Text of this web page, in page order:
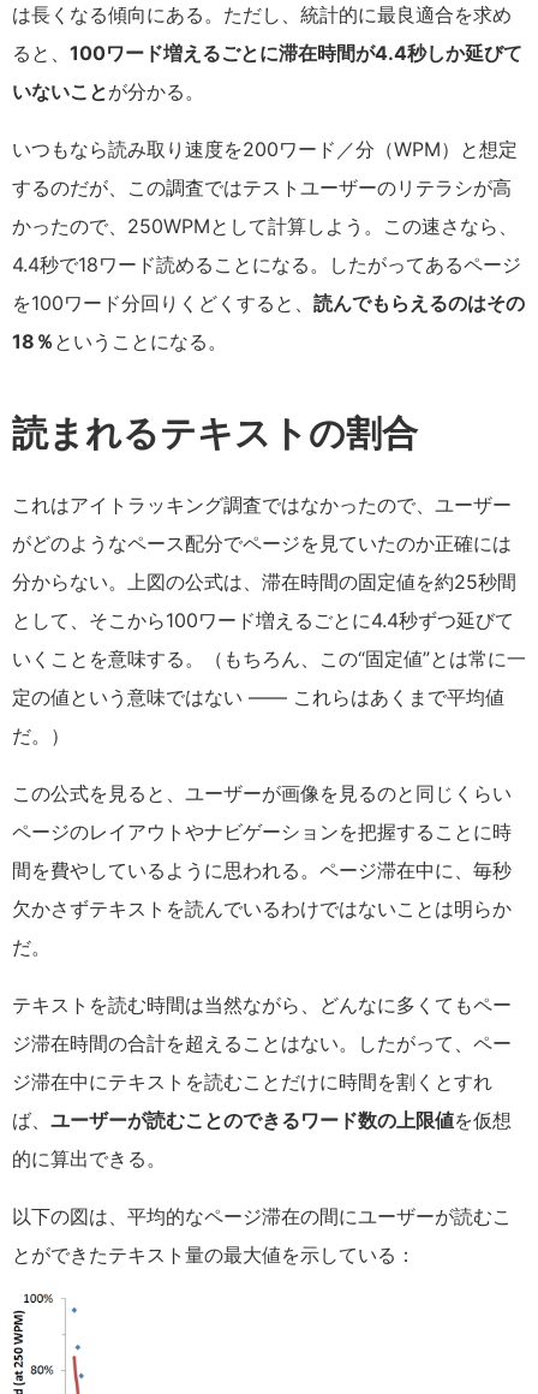
は長くなる傾向にある。ただし、統計的に最良適合を求め
ると、 100ワード増えるごとに滞在時間が4.4秒しか延びて
いないことが分かる。
いつもなら読み取り速度を200ワード／分（WPM）と想定
するのだが、この調査ではテストユーザーのリテラシが高
かったので、250WPMとして計算しよう。この速さなら、
4.4秒で18ワード読めることになる。したがってあるページ
を100ワード分回りくどくすると、 読んでもらえるのはその
18％ ということになる。
読まれるテキストの割合
これはアイトラッキング調査ではなかったので、ユーザー
がどのようなペース配分でページを見ていたのか正確には
分からない。上図の公式は、滞在時間の固定値を約25秒間
として、そこから100ワード増えるごとに4.4秒ずつ延びて
いくことを意味する。（もちろん、この“固定値”とは常に一
定の値という意味ではない —— これらはあくまで平均値
だ。）
この公式を見ると、ユーザーが画像を見るのと同じくらい
ページのレイアウトやナビゲーションを把握することに時
間を費やしているように思われる。ページ滞在中に、毎秒
欠かさずテキストを読んでいるわけではないことは明らか
だ。
テキストを読む時間は当然ながら、どんなに多くてもペー
ジ滞在時間の合計を超えることはない。したがって、ペー
ジ滞在中にテキストを読むことだけに時間を割くとすれ
ば、 ユーザーが読むことのできるワード数の上限値を仮想
的に算出できる。
以下の図は、平均的なページ滞在の間にユーザーが読むこ
とができたテキスト量の最大値を示している：